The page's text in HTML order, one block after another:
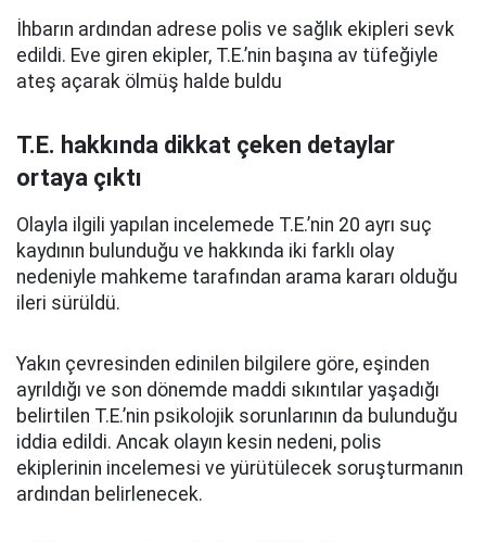
İhbarın ardından adrese polis ve sağlık ekipleri sevk
edildi. Eve giren ekipler, T.E.’nin başına av tüfeğiyle
ateş açarak ölmüş halde buldu
T.E. hakkında dikkat çeken detaylar
ortaya çıktı
Olayla ilgili yapılan incelemede T.E.’nin 20 ayrı suç
kaydının bulunduğu ve hakkında iki farklı olay
nedeniyle mahkeme tarafından arama kararı olduğu
ileri sürüldü.
Yakın çevresinden edinilen bilgilere göre, eşinden
ayrıldığı ve son dönemde maddi sıkıntılar yaşadığı
belirtilen T.E.’nin psikolojik sorunlarının da bulunduğu
iddia edildi. Ancak olayın kesin nedeni, polis
ekiplerinin incelemesi ve yürütülecek soruşturmanın
ardından belirlenecek.